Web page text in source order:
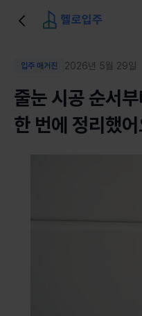
입주 매거진 2026년 5월 29일
줄눈 시공 순서
한 번에 정리했